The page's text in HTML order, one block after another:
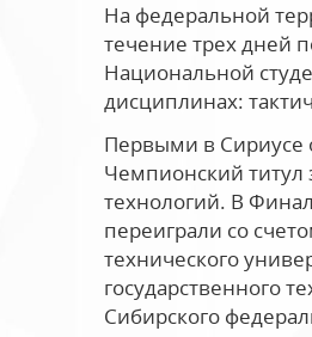
На федеральной
течение трех дней
Национальной
дисциплинах:
Первыми в Сириусе
Чемпионский титул
технологий. В
переиграли со
технического
государственного
Сибирского